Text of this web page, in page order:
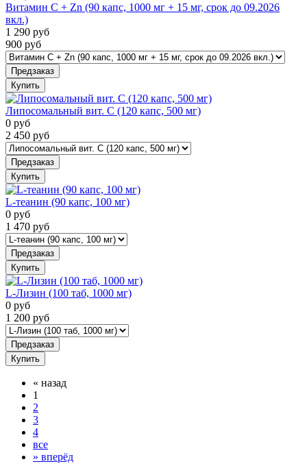
Витамин C + Zn (90 капс, 1000 мг + 15 мг, срок до 09.2026
вкл.)
1 290 руб
900 руб
Предзаказ
Купить
Липосомальный вит. С (120 капс, 500 мг)
0 руб
2 450 руб
Предзаказ
Купить
L-теанин (90 капс, 100 мг)
0 руб
1 470 руб
Предзаказ
Купить
L-Лизин (100 таб, 1000 мг)
0 руб
1 200 руб
Предзаказ
Купить
« назад
1
2
3
4
все
» вперёд